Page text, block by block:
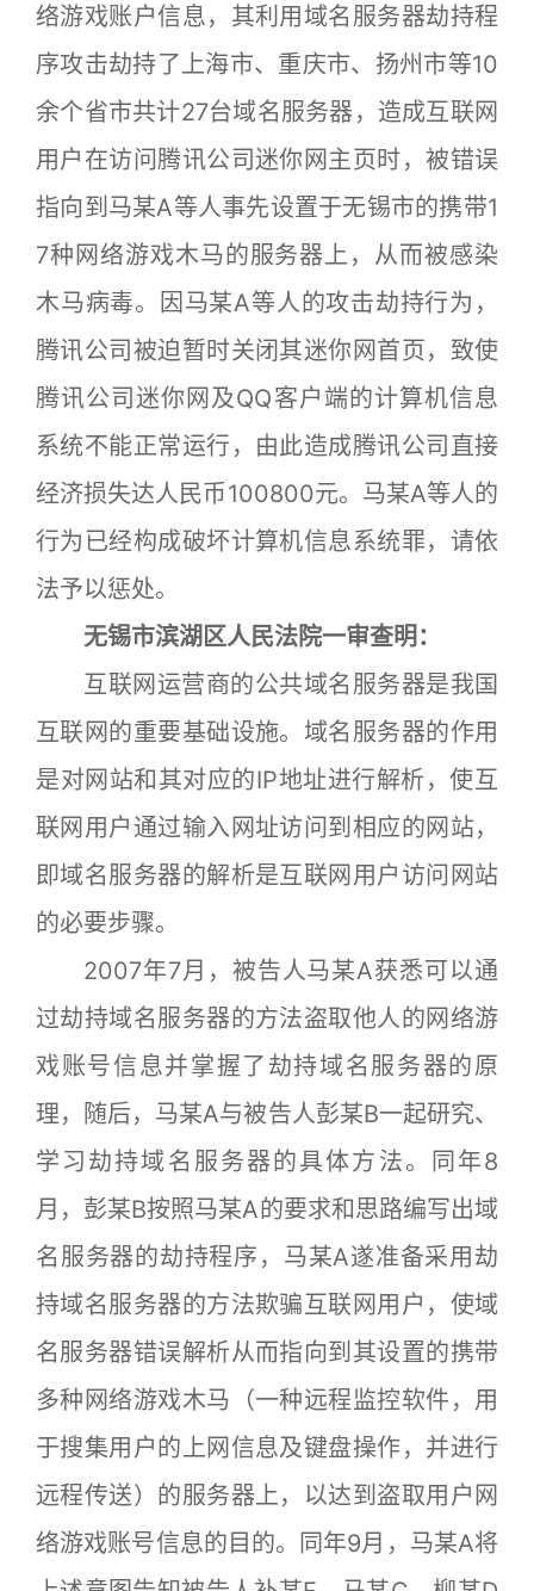
络游戏账户信息，其利用域名服务器劫持程
序攻击劫持了上海市、重庆市、扬州市等10
余个省市共计27台域名服务器，造成互联网
用户在访问腾讯公司迷你网主页时，被错误
指向到马某A等人事先设置于无锡市的携带1
7种网络游戏木马的服务器上，从而被感染
木马病毒。因马某A等人的攻击劫持行为，
腾讯公司被迫暂时关闭其迷你网首页，致使
腾讯公司迷你网及QQ客户端的计算机信息
系统不能正常运行，由此造成腾讯公司直接
经济损失达人民币100800元。马某A等人的
行为已经构成破坏计算机信息系统罪，请依
法予以惩处。
无锡市滨湖区人民法院一审查明：
互联网运营商的公共域名服务器是我国
互联网的重要基础设施。域名服务器的作用
是对网站和其对应的IP地址进行解析，使互
联网用户通过输入网址访问到相应的网站，
即域名服务器的解析是互联网用户访问网站
的必要步骤。
2007年7月，被告人马某A获悉可以通
过劫持域名服务器的方法盗取他人的网络游
戏账号信息并掌握了劫持域名服务器的原
理，随后，马某A与被告人彭某B一起研究、
学习劫持域名服务器的具体方法。同年8
月，彭某B按照马某A的要求和思路编写出域
名服务器的劫持程序，马某A遂准备采用劫
持域名服务器的方法欺骗互联网用户，使域
名服务器错误解析从而指向到其设置的携带
多种网络游戏木马（一种远程监控软件，用
于搜集用户的上网信息及键盘操作，并进行
远程传送）的服务器上，以达到盗取用户网
络游戏账号信息的目的。同年9月，马某A将